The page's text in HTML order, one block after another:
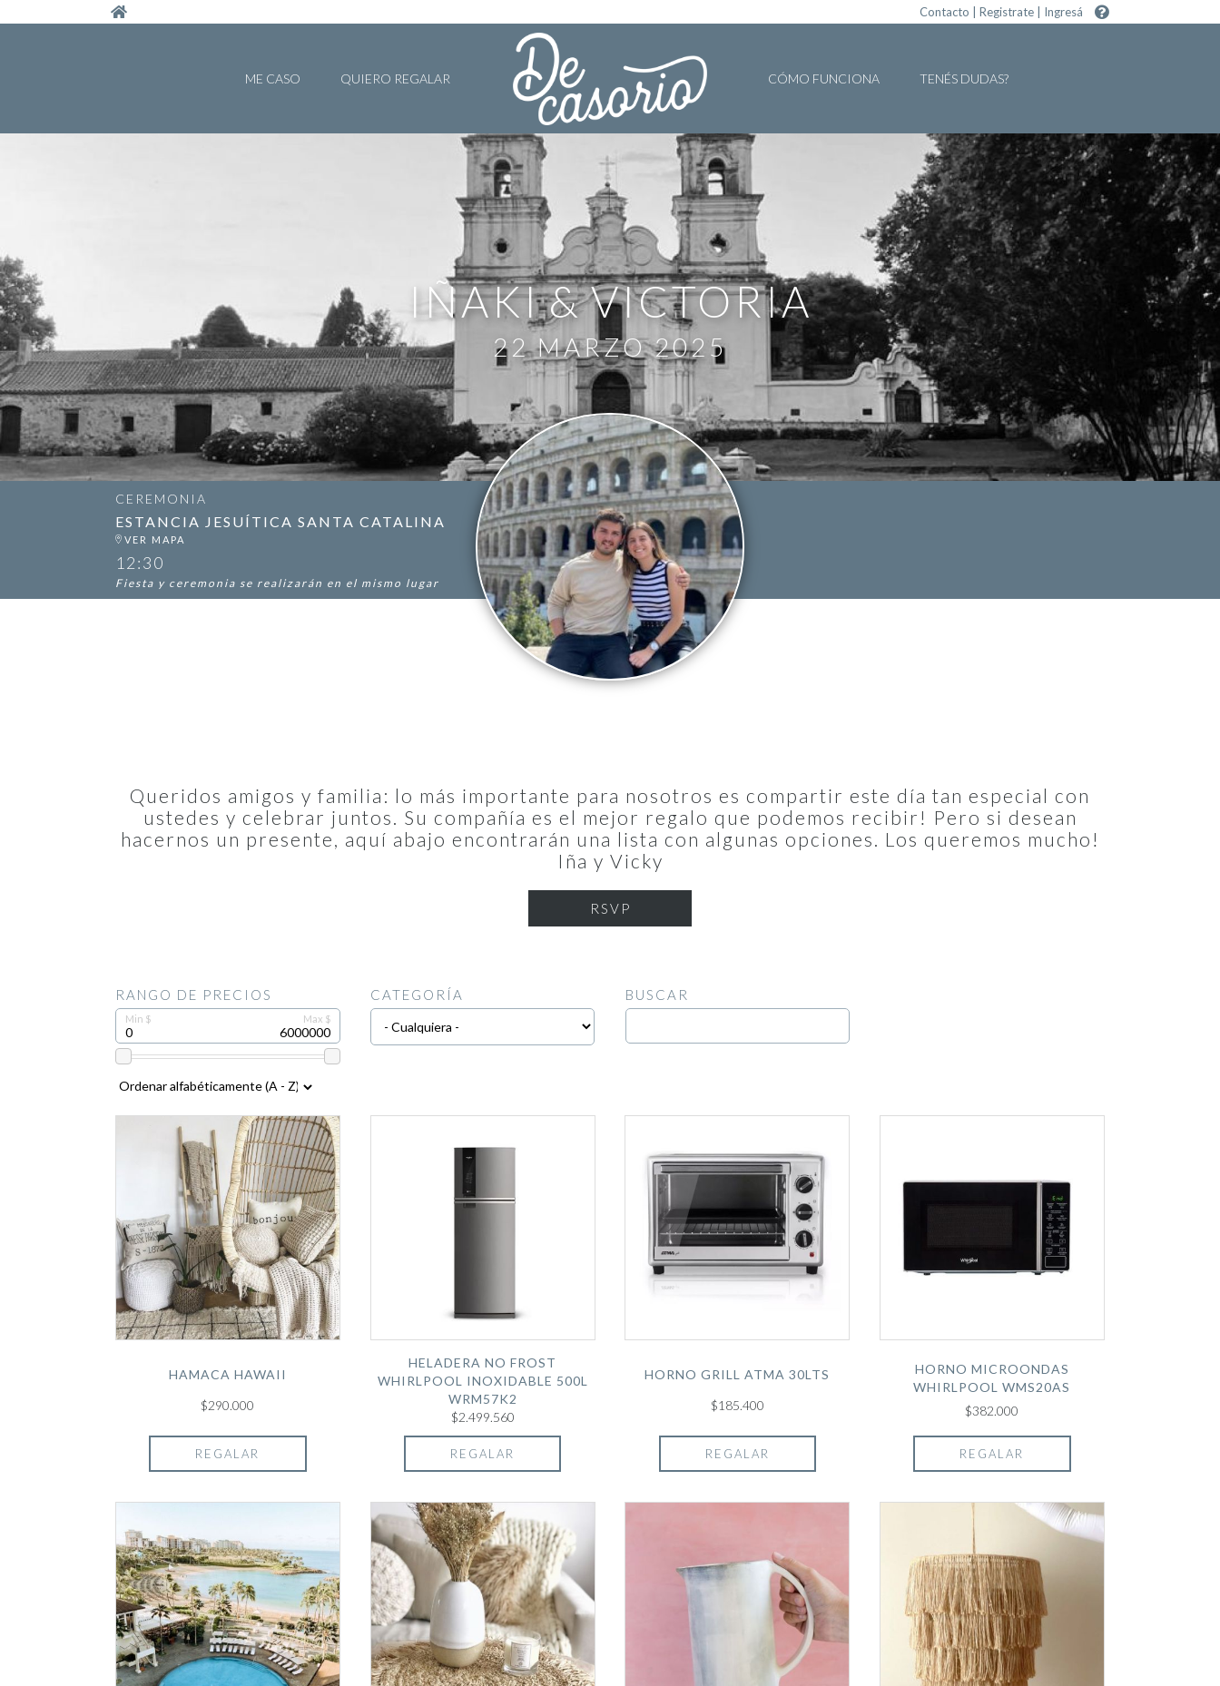
Pasar al contenido principal Contacto Registrate Ingresá
ME CASO QUIERO REGALAR TENÉS DUDAS?
CÓMO FUNCIONA
IÑAKI VICTORIA
22 MARZO 2025
CEREMONIA
ESTANCIA JESUÍTICA SANTA CATALINA
12:30
Fiesta y ceremonia se realizarán en el mismo lugar
Queridos amigos y familia: lo más importante para nosotros es compartir este día tan especial con
ustedes y celebrar juntos. Su compañía es el mejor regalo que podemos recibir! Pero si desean
hacernos un presente, aquí abajo encontrarán una lista con algunas opciones. Los queremos mucho!
Iña y Vicky
RSVP
RANGO DE PRECIOS CATEGORÍA BUSCAR
HAMACA HAWAII
$290.000
REGALAR
HELADERA NO FROST
WHIRLPOOL INOXIDABLE 500L
WRM57K2
$2.499.560
REGALAR
HORNO GRILL ATMA 30LTS
$185.400
REGALAR
HORNO MICROONDAS
WHIRLPOOL WMS20AS
$382.000
REGALAR